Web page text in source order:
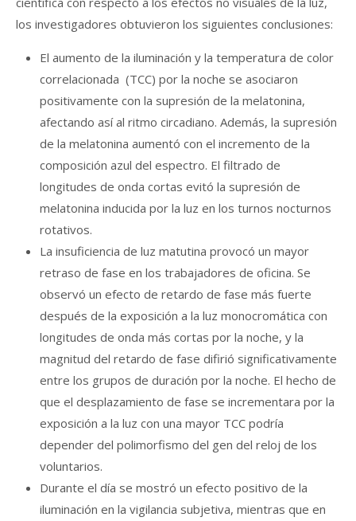
los investigadores obtuvieron los siguientes conclusiones:
El aumento de la iluminación y la temperatura de color
correlacionada (TCC) por la noche se asociaron
positivamente con la supresión de la melatonina,
afectando así al ritmo circadiano. Además, la supresión
de la melatonina aumentó con el incremento de la
composición azul del espectro. El filtrado de
longitudes de onda cortas evitó la supresión de
melatonina inducida por la luz en los turnos nocturnos
rotativos.
La insuficiencia de luz matutina provocó un mayor
retraso de fase en los trabajadores de oficina. Se
observó un efecto de retardo de fase más fuerte
después de la exposición a la luz monocromática con
longitudes de onda más cortas por la noche, y la
magnitud del retardo de fase difirió significativamente
entre los grupos de duración por la noche. El hecho de
que el desplazamiento de fase se incrementara por la
exposición a la luz con una mayor TCC podría
depender del polimorfismo del gen del reloj de los
voluntarios.
Durante el día se mostró un efecto positivo de la
iluminación en la vigilancia subjetiva, mientras que en